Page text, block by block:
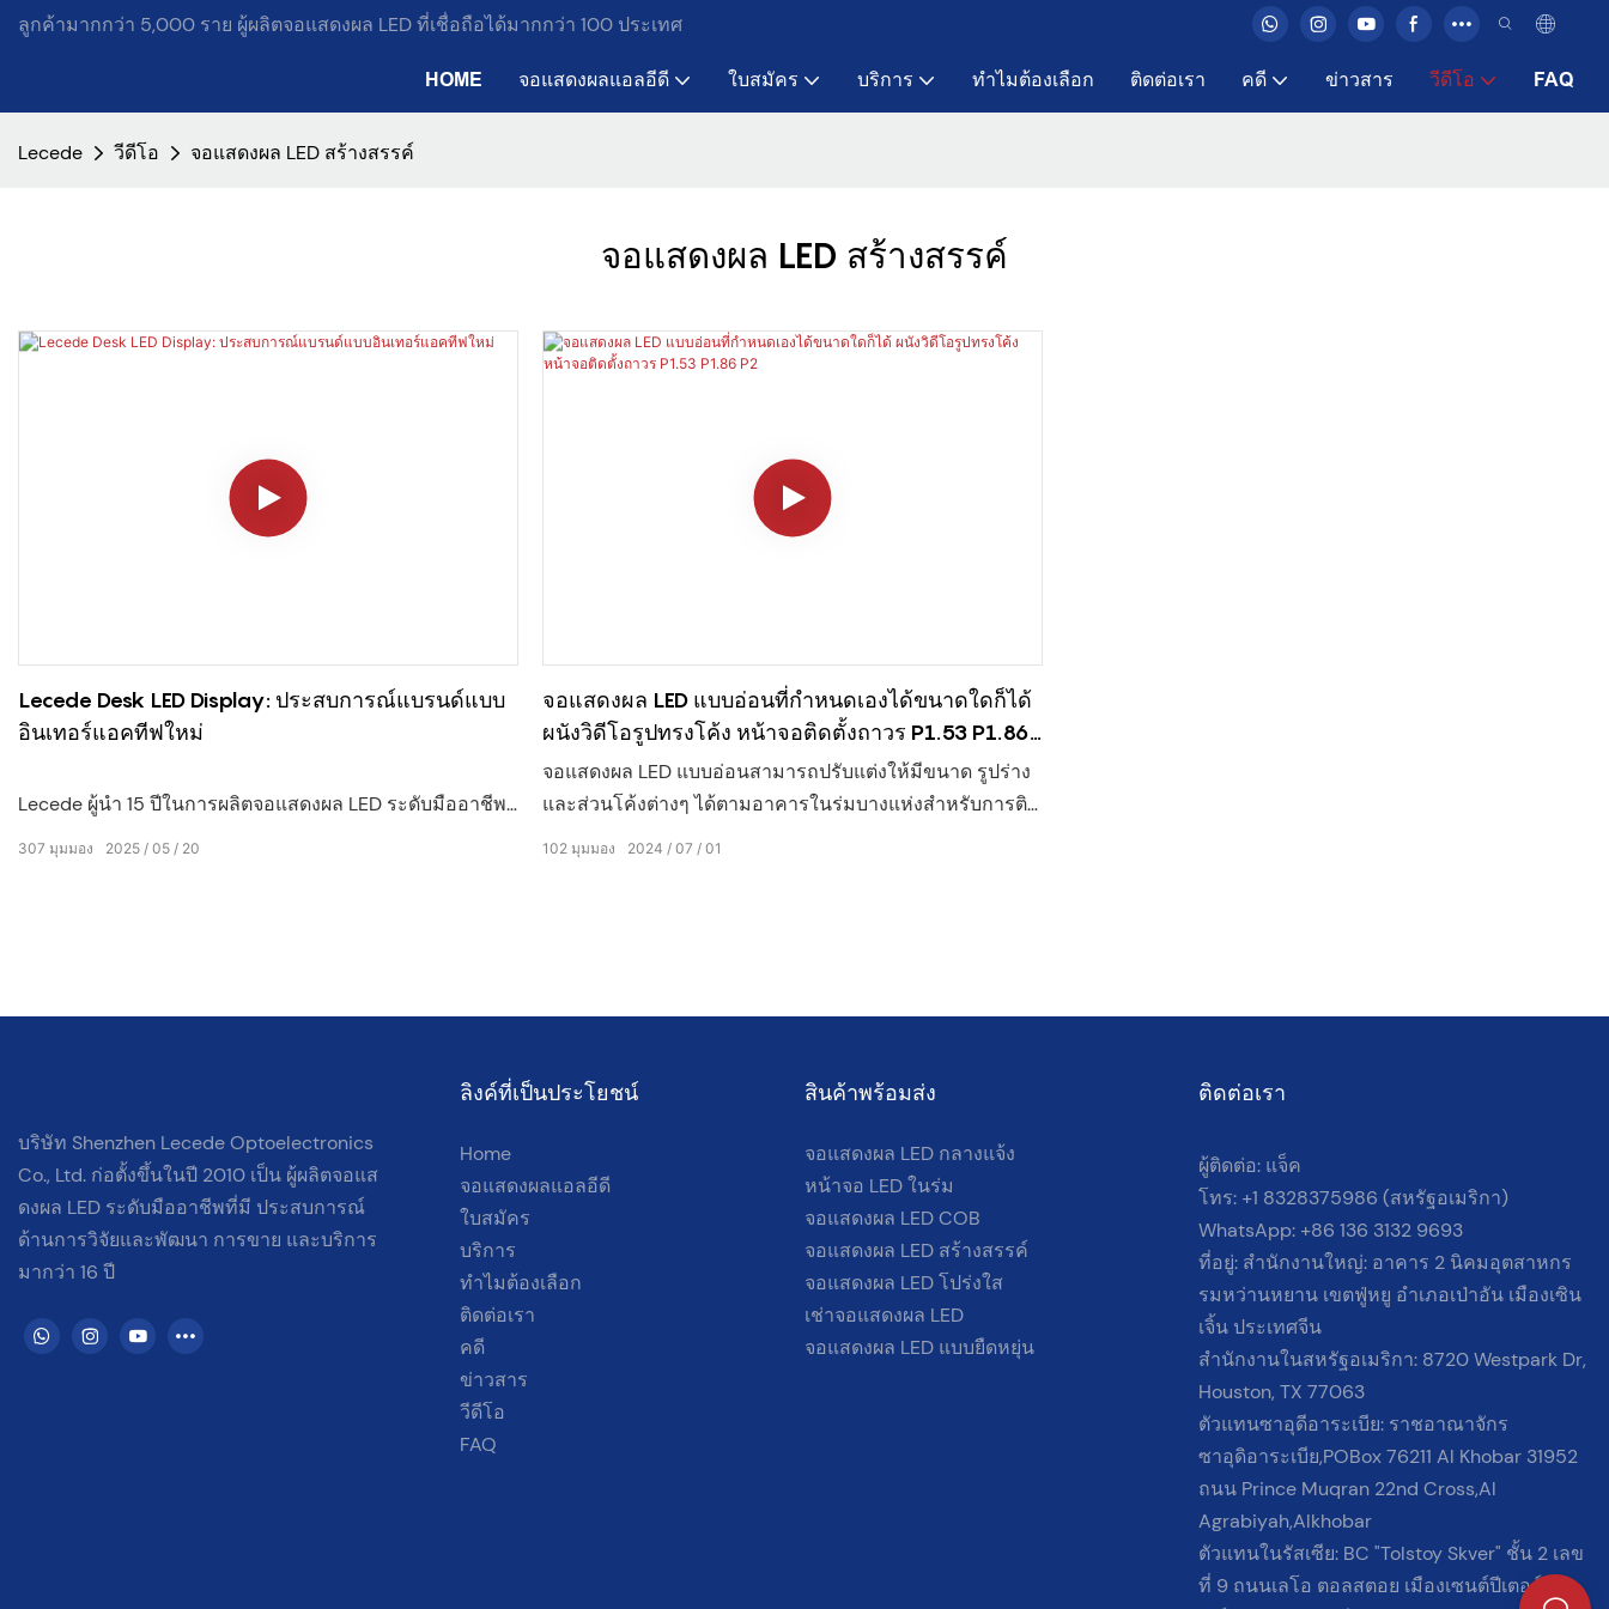
ลูกค้ามากกว่า 5,000 ราย ผู้ผลิตจอแสดงผล LED ที่เชื่อถือได้มากกว่า 100 ประเทศ
HOME จอแสดงผลแอลอีดี ใบสมัคร บริการ ทำไมต้องเลือก ติดต่อเรา คดี ข่าวสาร วีดีโอ FAQ
Lecede วีดีโอ จอแสดงผล LED สร้างสรรค์
จอแสดงผล LED สร้างสรรค์
Lecede Desk LED Display: ประสบการณ์แบรนด์แบบ
อินเทอร์แอคทีฟใหม่
Lecede ผู้นำ 15 ปีในการผลิตจอแสดงผล LED ระดับมืออาชีพ
แนะนำจอแสดงผล LED แผนกต้อนรับส่วนหน้าที่ก้าวล้ำ-การ
2025 05 20
307 มุมมอง
จอแสดงผล LED แบบอ่อนที่กำหนดเองได้ขนาดใดก็ได้
ผนังวิดีโอรูปทรงโค้ง หน้าจอติดตั้งถาวร P1.53 P1.86
P2
จอแสดงผล LED แบบอ่อนสามารถปรับแต่งให้มีขนาด รูปร่าง
และส่วนโค้งต่างๆ ได้ตามอาคารในร่มบางแห่งสำหรับการติด
ตั้งแบบฝังภายในหรือติดผนัง
2024 07 01
102 มุมมอง
บริษัท Shenzhen Lecede Optoelectronics
Co., Ltd. ก่อตั้งขึ้นในปี 2010 เป็น ผู้ผลิตจอแส
ดงผล LED ระดับมืออาชีพที่มี ประสบการณ์
ด้านการวิจัยและพัฒนา การขาย และบริการ
มากว่า 16 ปี
ลิงค์ที่เป็นประโยชน์
Home
จอแสดงผลแอลอีดี
ใบสมัคร
บริการ
ทำไมต้องเลือก
ติดต่อเรา
คดี
ข่าวสาร
วีดีโอ
FAQ
สินค้าพร้อมส่ง
จอแสดงผล LED กลางแจ้ง
หน้าจอ LED ในร่ม
จอแสดงผล LED COB
จอแสดงผล LED สร้างสรรค์
จอแสดงผล LED โปร่งใส
เช่าจอแสดงผล LED
จอแสดงผล LED แบบยืดหยุ่น
ติดต่อเรา
ผู้ติดต่อ: แจ็ค
โทร: +1 8328375986 (สหรัฐอเมริกา)
WhatsApp: +86 136 3132 9693
ที่อยู่: สำนักงานใหญ่: อาคาร 2 นิคมอุตสาหกร
รมหว่านหยาน เขตฟู่หยู อำเภอเป่าอัน เมืองเซิน
เจิ้น ประเทศจีน
สำนักงานในสหรัฐอเมริกา: 8720 Westpark Dr,
Houston, TX 77063
ตัวแทนซาอุดีอาระเบีย: ราชอาณาจักร
ซาอุดิอาระเบีย,POBox 76211 Al Khobar 31952
ถนน Prince Muqran 22nd Cross,Al
Agrabiyah,Alkhobar
ตัวแทนในรัสเซีย: BC "Tolstoy Skver" ชั้น 2 เลข
ที่ 9 ถนนเลโอ ตอลสตอย เมืองเซนต์ปีเตอร์ส